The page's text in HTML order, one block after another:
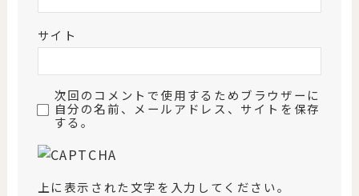
サイト
次回のコメントで使用するためブラウザーに
自分の名前、メールアドレス、サイトを保存
する。
上に表示された文字を入力してください。